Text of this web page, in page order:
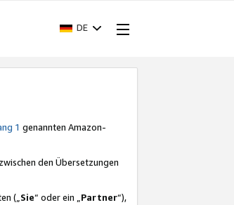
DE
1 genannten Amazon-
den Übersetzungen
(„Sie“ oder ein „Partner“),